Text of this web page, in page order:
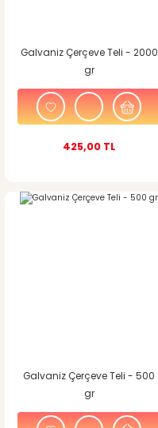
Galvaniz Çerçeve Teli - 2000
gr
425,00 TL
Galvaniz Çerçeve Teli - 500
gr